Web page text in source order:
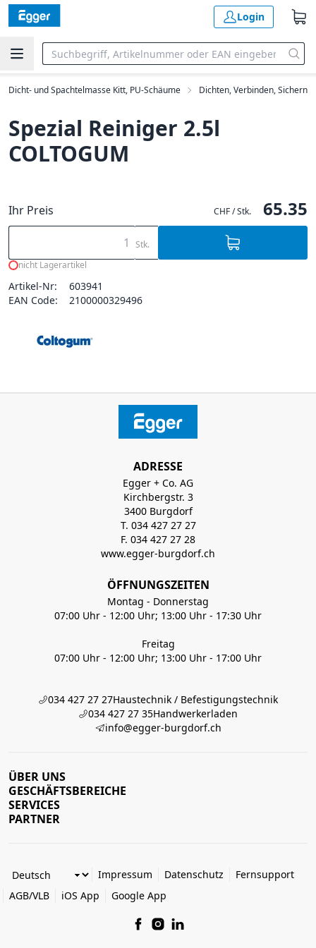
Login
Dicht- und Spachtelmasse Kitt, PU-Schäume Dichten, Verbinden, Sichern
Spezial Reiniger 2.5l
COLTOGUM
Ihr Preis CHF / Stk. 65.35
Stk.
nicht Lagerartikel
Artikel-Nr:
603941
EAN Code:
2100000329496
ADRESSE
Egger + Co. AG
Kirchbergstr. 3
3400 Burgdorf
T. 034 427 27 27
F. 034 427 27 28
www.egger-burgdorf.ch
ÖFFNUNGSZEITEN
Montag - Donnerstag
07:00 Uhr - 12:00 Uhr; 13:00 Uhr - 17:30 Uhr
Freitag
07:00 Uhr - 12:00 Uhr; 13:00 Uhr - 17:00 Uhr
034 427 27 27Haustechnik / Befestigungstechnik
034 427 27 35Handwerkerladen
info@egger-burgdorf.ch
ÜBER UNS
GESCHÄFTSBEREICHE
SERVICES
PARTNER
Impressum Datenschutz
Fernsupport
AGB/VLB
iOS App Google App